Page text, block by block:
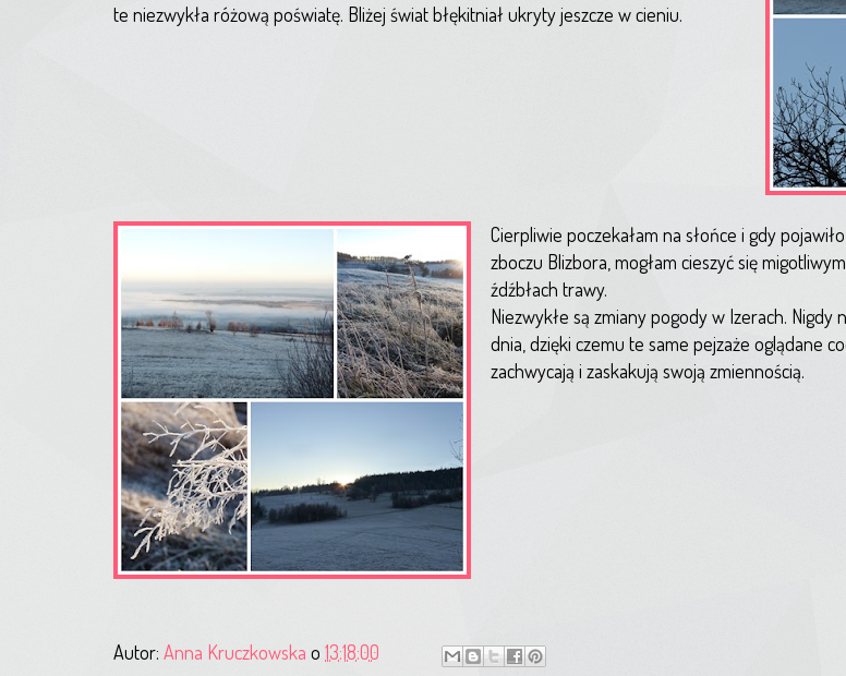
te niezwykła różową poświatę. Bliżej świat błękitniał ukryty jeszcze w cieniu.
Cierpliwie poczekałam na słońce i gdy
zboczu Blizbora, mogłam cieszyć się
źdźbłach trawy.
Niezwykłe są zmiany pogody w Izerach.
dnia, dzięki czemu te same pejzaże oglądane
zachwycają i zaskakują swoją zmiennością.
Autor: Anna Kruczkowska o 13:18:00